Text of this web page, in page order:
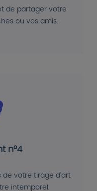
de partager votre
ou vos amis.
n°4
de votre tirage d'art
intemporel.